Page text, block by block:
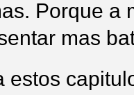
Porque a
mas
estos